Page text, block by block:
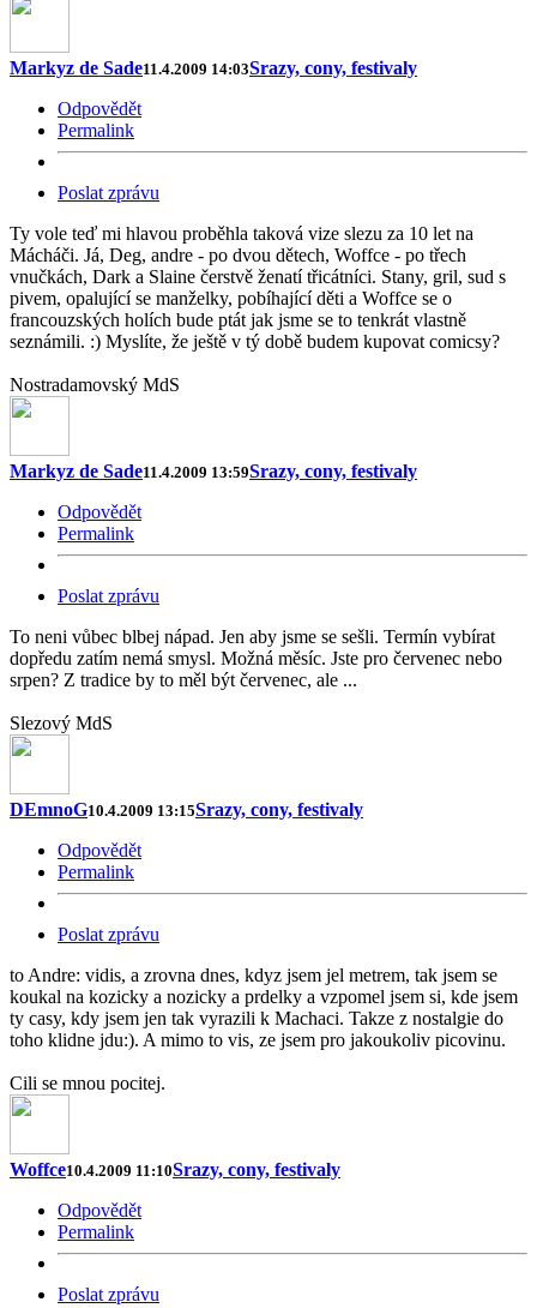
Markyz de Sade11.4.2009 14:03Srazy, cony, festivaly
Odpovědět
Permalink
Poslat zprávu
Ty vole teď mi hlavou proběhla taková vize slezu za 10 let na
Mácháči. Já, Deg, andre - po dvou dětech, Woffce - po třech
vnučkách, Dark a Slaine čerstvě ženatí třicátníci. Stany, gril, sud s
pivem, opalující se manželky, pobíhající děti a Woffce se o
francouzských holích bude ptát jak jsme se to tenkrát vlastně
seznámili. :) Myslíte, že ještě v tý době budem kupovat comicsy?
Nostradamovský MdS
Markyz de Sade11.4.2009 13:59Srazy, cony, festivaly
Odpovědět
Permalink
Poslat zprávu
To neni vůbec blbej nápad. Jen aby jsme se sešli. Termín vybírat
dopředu zatím nemá smysl. Možná měsíc. Jste pro červenec nebo
srpen? Z tradice by to měl být červenec, ale ...
Slezový MdS
DEmnoG10.4.2009 13:15Srazy, cony, festivaly
Odpovědět
Permalink
Poslat zprávu
to Andre: vidis, a zrovna dnes, kdyz jsem jel metrem, tak jsem se
koukal na kozicky a nozicky a prdelky a vzpomel jsem si, kde jsem
ty casy, kdy jsem jen tak vyrazili k Machaci. Takze z nostalgie do
toho klidne jdu:). A mimo to vis, ze jsem pro jakoukoliv picovinu.
Cili se mnou pocitej.
Woffce10.4.2009 11:10Srazy, cony, festivaly
Odpovědět
Permalink
Poslat zprávu